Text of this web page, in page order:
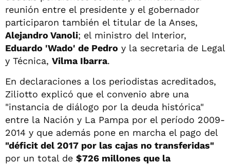
reunión entre el presidente y el gobernador
participaron también el titular de la Anses,
Alejandro Vanoli; el ministro del Interior,
Eduardo 'Wado' de Pedro y la secretaria de Legal
y Técnica, Vilma Ibarra.
En declaraciones a los periodistas acreditados,
Ziliotto explicó que el convenio abre una
"instancia de diálogo por la deuda histórica"
entre la Nación y La Pampa por el período 2009-
2014 y que además pone en marcha el pago del
"déficit del 2017 por las cajas no transferidas"
por un total de $726 millones que la